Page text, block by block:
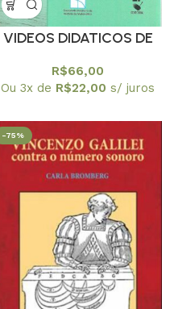
VIDEOS DIDATICOS DE
MATEMATICA –
Educação Básica
R$66,00
Ou 3x de R$22,00 s/ juros
-75%